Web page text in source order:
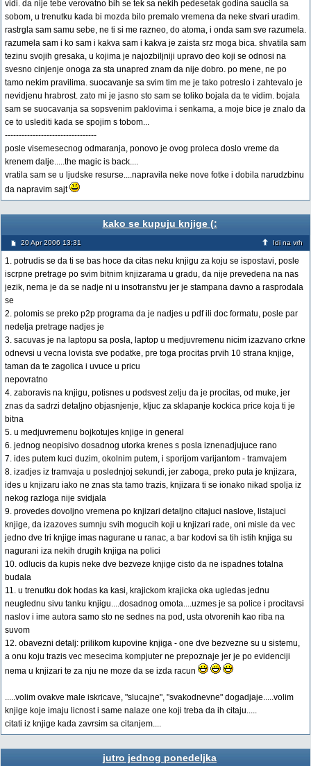
vidi. da nije tebe verovatno bih se tek sa nekih pedesetak godina saucila sa
sobom, u trenutku kada bi mozda bilo premalo vremena da neke stvari uradim.
rastrgla sam samu sebe, ne ti si me razneo, do atoma, i onda sam sve razumela.
razumela sam i ko sam i kakva sam i kakva je zaista srz moga bica. shvatila sam
tezinu svojih gresaka, u kojima je najozbiljniji upravo deo koji se odnosi na
svesno cinjenje onoga za sta unapred znam da nije dobro. po mene, ne po
tamo nekim pravilima. suocavanje sa svim tim me je tako potreslo i zahtevalo je
nevidjenu hrabrost. zato mi je jasno sto sam se toliko bojala da te vidim. bojala
sam se suocavanja sa sopsvenim paklovima i senkama, a moje bice je znalo da
ce to uslediti kada se spojim s tobom...
---------------------------------
posle visemesecnog odmaranja, ponovo je ovog proleca doslo vreme da
krenem dalje.....the magic is back....
vratila sam se u ljudske resurse....napravila neke nove fotke i dobila narudzbinu
da napravim sajt
kako se kupuju knjige (:
20 Apr 2006 13:31 Idi na vrh
1. potrudis se da ti se bas hoce da citas neku knjigu za koju se ispostavi, posle
iscrpne pretrage po svim bitnim knjizarama u gradu, da nije prevedena na nas
jezik, nema je da se nadje ni u insotranstvu jer je stampana davno a rasprodala
se
2. polomis se preko p2p programa da je nadjes u pdf ili doc formatu, posle par
nedelja pretrage nadjes je
3. sacuvas je na laptopu sa posla, laptop u medjuvremenu nicim izazvano crkne
odnevsi u vecna lovista sve podatke, pre toga procitas prvih 10 strana knjige,
taman da te zagolica i uvuce u pricu
nepovratno
4. zaboravis na knjigu, potisnes u podsvest zelju da je procitas, od muke, jer
znas da sadrzi detaljno objasnjenje, kljuc za sklapanje kockica price koja ti je
bitna
5. u medjuvremenu bojkotujes knjige in general
6. jednog neopisivo dosadnog utorka krenes s posla iznenadjujuce rano
7. ides putem kuci duzim, okolnim putem, i sporijom varijantom - tramvajem
8. izadjes iz tramvaja u poslednjoj sekundi, jer zaboga, preko puta je knjizara,
ides u knjizaru iako ne znas sta tamo trazis, knjizara ti se ionako nikad spolja iz
nekog razloga nije svidjala
9. provedes dovoljno vremena po knjizari detaljno citajuci naslove, listajuci
knjige, da izazoves sumnju svih mogucih koji u knjizari rade, oni misle da vec
jedno dve tri knjige imas nagurane u ranac, a bar kodovi sa tih istih knjiga su
nagurani iza nekih drugih knjiga na polici
10. odlucis da kupis neke dve bezveze knjige cisto da ne ispadnes totalna
budala
11. u trenutku dok hodas ka kasi, krajickom krajicka oka ugledas jednu
neuglednu sivu tanku knjigu....dosadnog omota....uzmes je sa police i procitavsi
naslov i ime autora samo sto ne sednes na pod, usta otvorenih kao riba na
suvom
12. obavezni detalj: prilikom kupovine knjiga - one dve bezvezne su u sistemu,
a onu koju trazis vec mesecima kompjuter ne prepoznaje jer je po evidenciji
nema u knjizari te za nju ne moze da se izda racun
.....volim ovakve male iskricave, "slucajne", "svakodnevne" dogadjaje.....volim
knjige koje imaju licnost i same nalaze one koji treba da ih citaju.....
citati iz knjige kada zavrsim sa citanjem....
jutro jednog ponedeljka